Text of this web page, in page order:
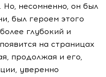
несомненно, он был
был героем этого
глубокий и
на страницах
продолжая и его,
уверенно